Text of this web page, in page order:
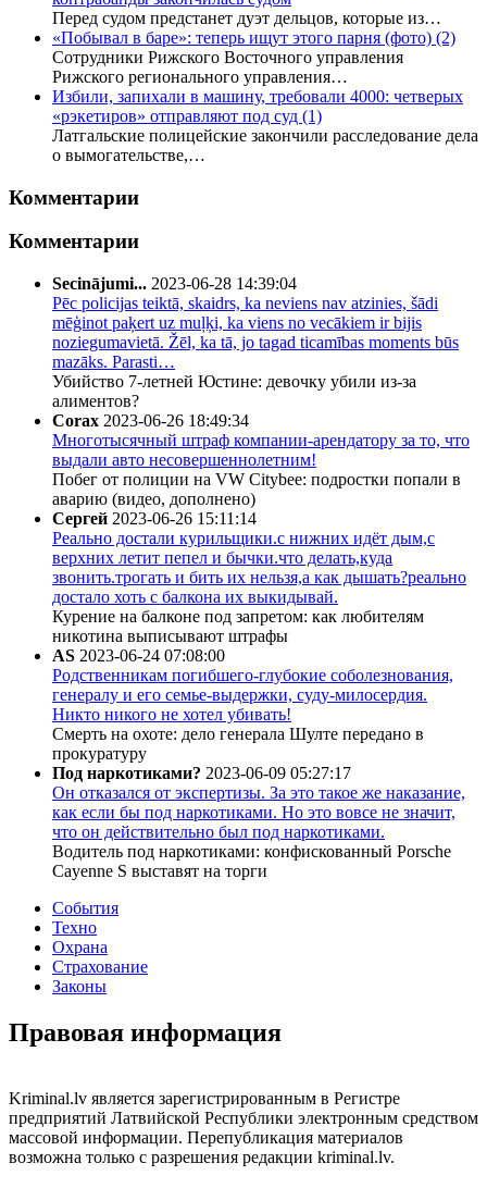
Перед судом предстанет дуэт дельцов, которые из…
«Побывал в баре»: теперь ищут этого парня (фото) (2)
Сотрудники Рижского Восточного управления
Рижского регионального управления…
Избили, запихали в машину, требовали 4000: четверых
«рэкетиров» отправляют под суд (1)
Латгальские полицейские закончили расследование дела
о вымогательстве,…
Комментарии
Комментарии
Secinājumi... 2023-06-28 14:39:04
Pēc policijas teiktā, skaidrs, ka neviens nav atzinies, šādi
mēģinot paķert uz muļķi, ka viens no vecākiem ir bijis
noziegumavietā. Žēl, ka tā, jo tagad ticamības moments būs
mazāks. Parasti…
Убийство 7-летней Юстине: девочку убили из-за
алиментов?
Corax 2023-06-26 18:49:34
Многотысячный штраф компании-арендатору за то, что
выдали авто несовершеннолетним!
Побег от полиции на VW Citybee: подростки попали в
аварию (видео, дополнено)
Сергей 2023-06-26 15:11:14
Реально достали курильщики.с нижних идёт дым,с
верхних летит пепел и бычки.что делать,куда
звонить.трогать и бить их нельзя,а как дышать?реально
достало хоть с балкона их выкидывай.
Курение на балконе под запретом: как любителям
никотина выписывают штрафы
AS 2023-06-24 07:08:00
Родственникам погибшего-глубокие соболезнования,
генералу и его семье-выдержки, суду-милосердия.
Никто никого не хотел убивать!
Смерть на охоте: дело генерала Шулте передано в
прокуратуру
Под наркотиками? 2023-06-09 05:27:17
Он отказался от экспертизы. За это такое же наказание,
как если бы под наркотиками. Но это вовсе не значит,
что он действительно был под наркотиками.
Водитель под наркотиками: конфискованный Porsche
Cayenne S выставят на торги
События
Техно
Охрана
Страхование
Законы
Правовая информация
Kriminal.lv является зарегистрированным в Регистре
предприятий Латвийской Республики электронным средством
массовой информации. Перепубликация материалов
возможна только с разрешения редакции kriminal.lv.